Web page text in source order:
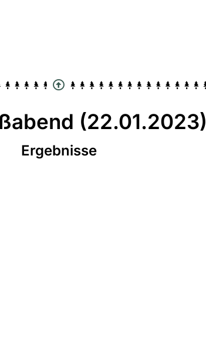
(22.01.2023)
Ergebnisse